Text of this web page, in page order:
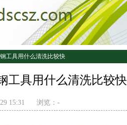
工具用什么清洗比较快
工具用什么清洗比较快
15:31 浏览： -